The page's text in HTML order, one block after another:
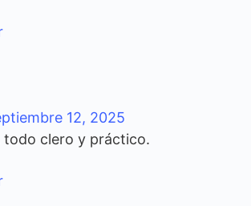
12, 2025
todo clero y práctico.